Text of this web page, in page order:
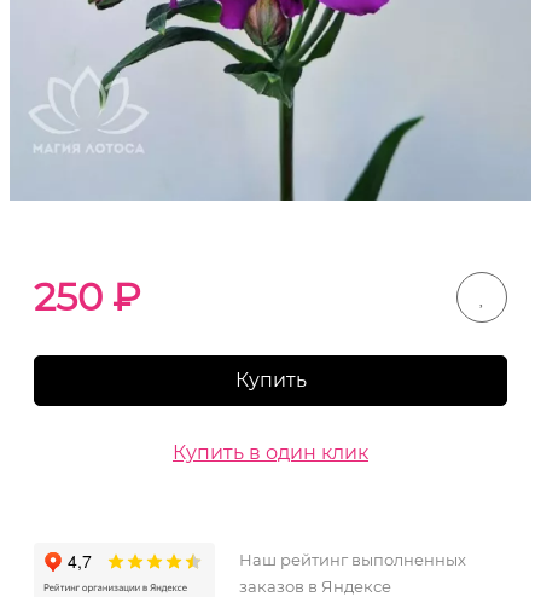
250 ₽
Купить
Купить в один клик
Наш рейтинг выполненных
заказов в Яндексе